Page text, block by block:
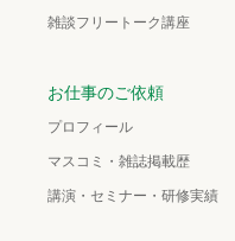
雑談フリートーク講座
お仕事のご依頼
プロフィール
マスコミ・雑誌掲載歴
講演・セミナー・研修実績